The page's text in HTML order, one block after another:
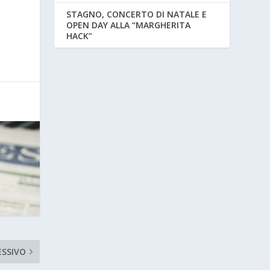
STAGNO, CONCERTO DI NATALE E
OPEN DAY ALLA “MARGHERITA
HACK”